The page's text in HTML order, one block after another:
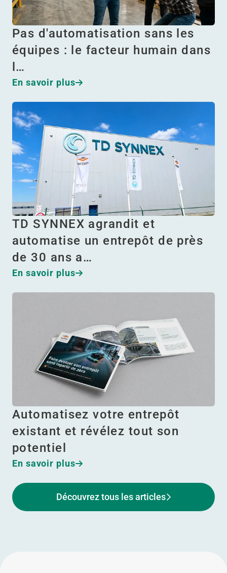
Pas d'automatisation sans les
équipes : le facteur humain dans
l…
En savoir plus
TD SYNNEX agrandit et
automatise un entrepôt de près
de 30 ans a…
En savoir plus
Automatisez votre entrepôt
existant et révélez tout son
potentiel
En savoir plus
Découvrez tous les articles